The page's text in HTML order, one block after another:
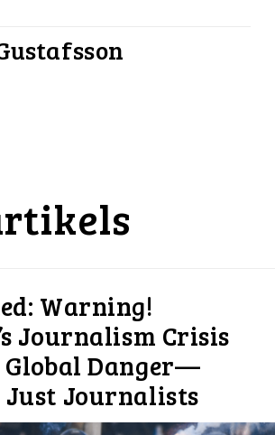
Warning!
Journalism Crisis
Global Danger—
Just Journalists